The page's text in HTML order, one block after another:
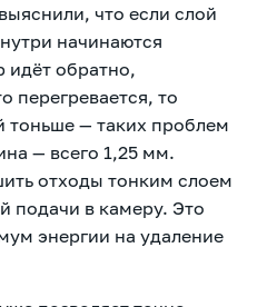
что если слой
начинаются
обратно,
перегревается, то
тоньше — таких проблем
— всего 1,25 мм.
отходы тонким слоем
подачи в камеру. Это
энергии на удаление